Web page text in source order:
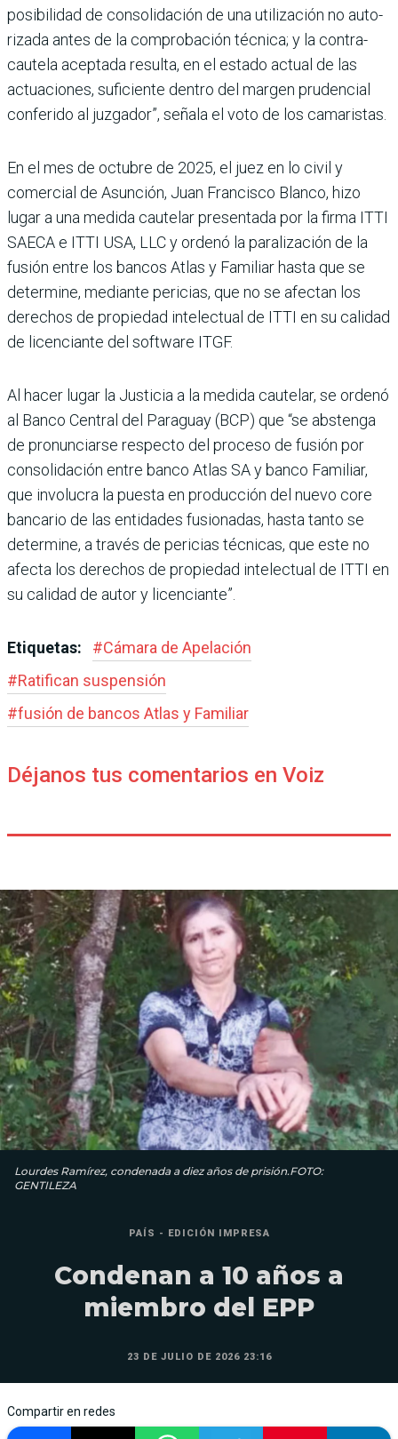
posibilidad de consolidación de una utilización no auto­
rizada antes de la compro­bación técnica; y la contra­
cautela aceptada resulta, en el estado actual de las
actua­ciones, suficiente dentro del margen prudencial
conferido al juzgador”, señala el voto de los camaristas.
En el mes de octubre de 2025, el juez en lo civil y
comercial de Asunción, Juan Fran­cisco Blanco, hizo
lugar a una medida cautelar pre­sentada por la firma ITTI
SAECA e ITTI USA, LLC y ordenó la paralización de la
fusión entre los bancos Atlas y Familiar hasta que se
deter­mine, mediante pericias, que no se afectan los
derechos de propiedad intelectual de ITTI en su calidad
de licen­ciante del software ITGF.
Al hacer lugar la Justicia a la medida cautelar, se ordenó
al Banco Central del Para­guay (BCP) que “se abstenga
de pronunciarse respecto del proceso de fusión por
consolidación entre banco Atlas SA y banco Familiar,
que involucra la puesta en producción del nuevo core
bancario de las entidades fusionadas, hasta tanto se
determine, a través de peri­cias técnicas, que este no
afecta los derechos de pro­piedad intelectual de ITTI en
su calidad de autor y licenciante”.
Etiquetas: #Cámara de Apelación
#Ratifican suspensión
#fusión de bancos Atlas y Familiar
Déjanos tus comentarios en Voiz
Lourdes Ramírez, condenada a diez años de prisión.FOTO:
GENTILEZA
PAÍS - EDICIÓN IMPRESA
Condenan a 10 años a
miembro del EPP
23 DE JULIO DE 2026 23:16
Compartir en redes